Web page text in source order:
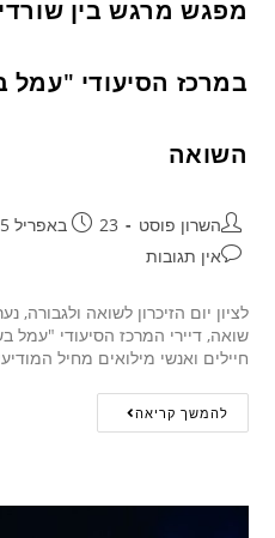
מפגש מרגש בין
במרכז הסיעודי "עמל
השואה
השרון פוסט 23 באפריל 2025
אין תגובות
לציון יום הזיכרון לשואה
שואה, דיירי המרכז הסיעודי "עמל
חיילים ואנשי מילואים מחיל
להמשך קריאה